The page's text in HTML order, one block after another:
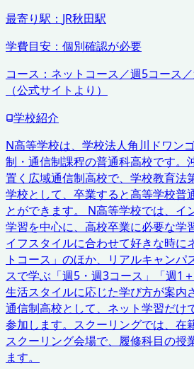
最寄り駅： JR秋田駅
学費目安： 個別確認が必要
コース： ネットコース／週5コース
（公式サイトより）
学校紹介
N高等学校は、学校法人角川ドワン
制・通信制課程の普通科高校です。
置く広域通信制高校で、学校教育法
学校として、卒業すると高等学校普
とができます。 N高等学校では、イ
学習を中心に、高校卒業に必要な学
イフスタイルに合わせて好きな時に
トコース」のほか、リアルキャンパ
スで学ぶ「週5・週3コース」「週1
生活スタイルに応じた学び方が案内
通信制高校として、ネット学習だけ
参加します。スクーリングでは、在
スクーリング会場で、履修科目の授
ます。